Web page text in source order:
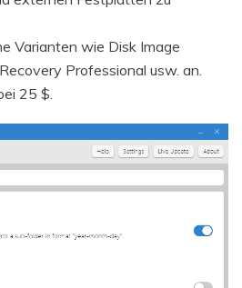
Varianten wie Disk Image
Professional usw. an.
25 $.